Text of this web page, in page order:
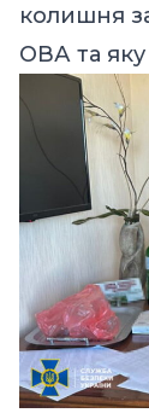
колишня
ОВА та